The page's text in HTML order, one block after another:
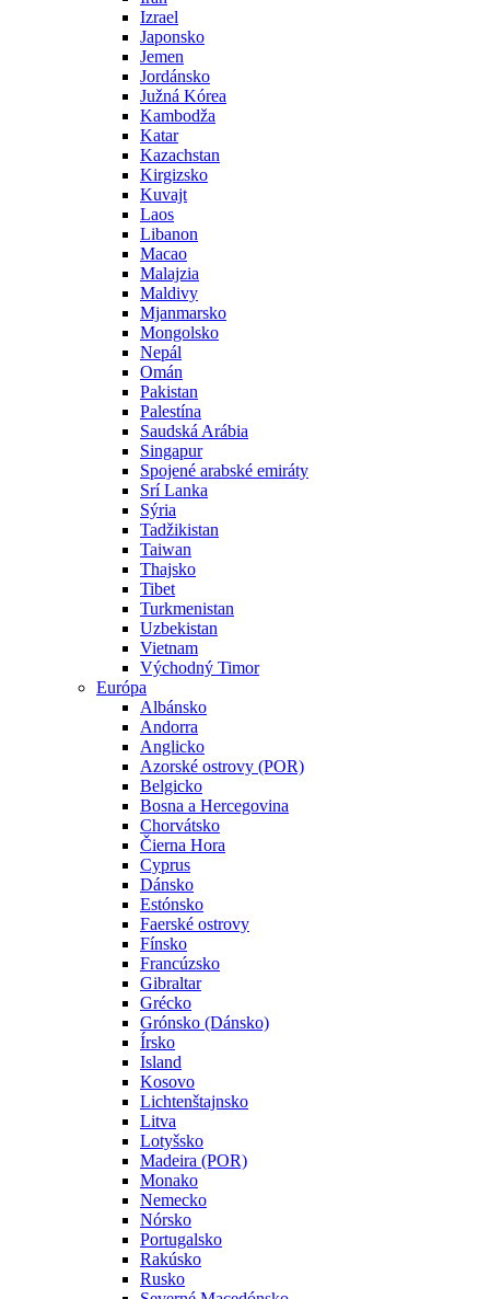
Izrael
Japonsko
Jemen
Jordánsko
Južná Kórea
Kambodža
Katar
Kazachstan
Kirgizsko
Kuvajt
Laos
Libanon
Macao
Malajzia
Maldivy
Mjanmarsko
Mongolsko
Nepál
Omán
Pakistan
Palestína
Saudská Arábia
Singapur
Spojené arabské emiráty
Srí Lanka
Sýria
Tadžikistan
Taiwan
Thajsko
Tibet
Turkmenistan
Uzbekistan
Vietnam
Východný Timor
Európa
Albánsko
Andorra
Anglicko
Azorské ostrovy (POR)
Belgicko
Bosna a Hercegovina
Chorvátsko
Čierna Hora
Cyprus
Dánsko
Estónsko
Faerské ostrovy
Fínsko
Francúzsko
Gibraltar
Grécko
Grónsko (Dánsko)
Írsko
Island
Kosovo
Lichtenštajnsko
Litva
Lotyšsko
Madeira (POR)
Monako
Nemecko
Nórsko
Portugalsko
Rakúsko
Rusko